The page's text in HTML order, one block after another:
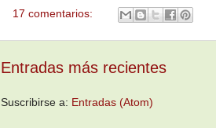
17 comentarios:
Entradas más recientes
Suscribirse a: Entradas (Atom)